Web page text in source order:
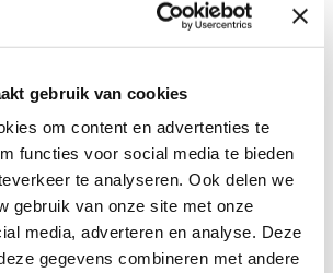
gebruik van cookies
om content en advertenties te
functies voor social media te bieden
te analyseren. Ook delen we
gebruik van onze site met onze
media, adverteren en analyse. Deze
gegevens combineren met andere
Hotels starten landelijke uitrol
AVIA VOLT en...